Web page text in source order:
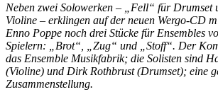
Neben zwei Solowerken – „Fell“ für Drumset
Violine – erklingen auf der neuen Wergo-CD
Enno Poppe noch drei Stücke für Ensembles
Spielern: „Brot“, „Zug“ und „Stoff“. Der
das Ensemble Musikfabrik; die Solisten sind
(Violine) und Dirk Rothbrust (Drumset); eine
Zusammenstellung.